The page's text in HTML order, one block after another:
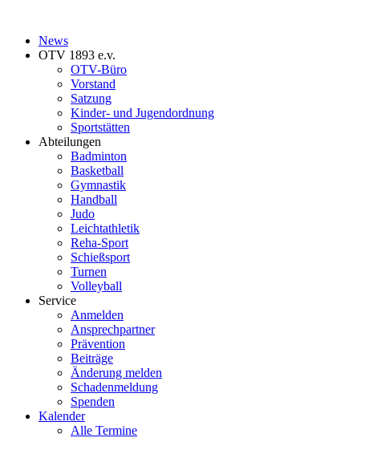
News
OTV 1893 e.v.
OTV-Büro
Vorstand
Satzung
Kinder- und Jugendordnung
Sportstätten
Abteilungen
Badminton
Basketball
Gymnastik
Handball
Judo
Leichtathletik
Reha-Sport
Schießsport
Turnen
Volleyball
Service
Anmelden
Ansprechpartner
Prävention
Beiträge
Änderung melden
Schadenmeldung
Spenden
Kalender
Alle Termine